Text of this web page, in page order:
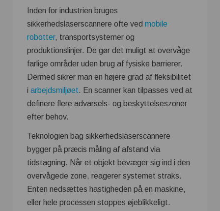
Inden for industrien bruges
sikkerhedslaserscannere ofte ved mobile
robotter, transportsystemer og
produktionslinjer. De gør det muligt at overvåge
farlige områder uden brug af fysiske barrierer.
Dermed sikrer man en højere grad af fleksibilitet
i arbejdsmiljøet. En scanner kan tilpasses ved at
definere flere advarsels- og beskyttelseszoner
efter behov.
Teknologien bag sikkerhedslaserscannere
bygger på præcis måling af afstand via
tidstagning. Når et objekt bevæger sig ind i den
overvågede zone, reagerer systemet straks.
Enten nedsættes hastigheden på en maskine,
eller hele processen stoppes øjeblikkeligt.